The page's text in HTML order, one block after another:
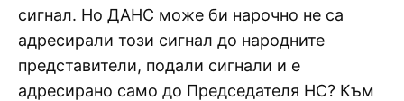
сигнал. Но ДАНС може би нарочно не са
адресирали този сигнал до народните
представители, подали сигнали и е
адресирано само до Председателя НС? Към